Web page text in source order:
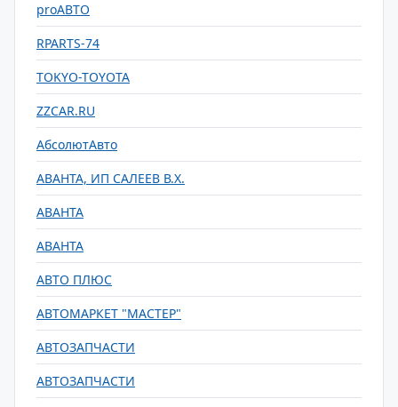
proАВТО
RPARTS-74
TOKYO-TOYOTA
ZZCAR.RU
АбсолютАвто
АВАНТА, ИП САЛЕЕВ В.Х.
АВАНТА
АВАНТА
АВТО ПЛЮС
АВТОМАРКЕТ "МАСТЕР"
АВТОЗАПЧАСТИ
АВТОЗАПЧАСТИ